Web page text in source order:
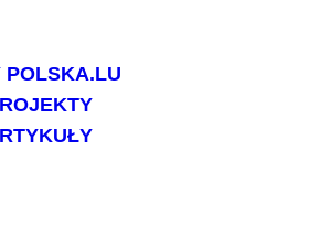
POLSKA.LU